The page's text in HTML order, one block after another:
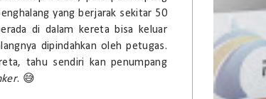
yang berjarak sekitar 50
di dalam kereta bisa keluar
dipindahkan oleh petugas.
tahu sendiri kan penumpang
. 😅